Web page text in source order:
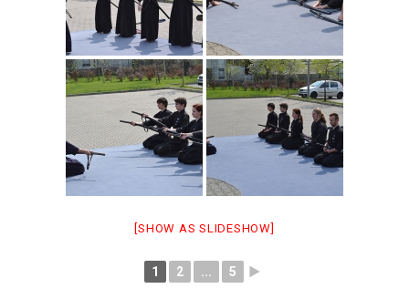
[SHOW AS SLIDESHOW]
1 2 ... 5 ►